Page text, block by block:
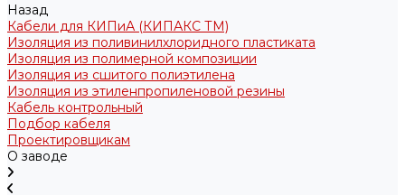
Назад
Кабели для КИПиА (КИПАКС ТМ)
Изоляция из поливинилхлоридного пластиката
Изоляция из полимерной композиции
Изоляция из сшитого полиэтилена
Изоляция из этиленпропиленовой резины
Кабель контрольный
Подбор кабеля
Проектировщикам
О заводе